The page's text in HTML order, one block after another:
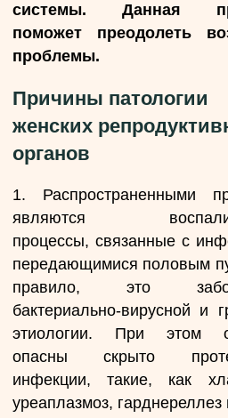
системы. Данная
поможет преодолеть
проблемы.
Причины патологии
женских
органов
1. Распространенными
являются
процессы, связанные с
передающимися половым
правило, это
бактериально-вирусной и
этиологии. При этом
опасны скрыто
инфекции, такие, как
уреаплазмоз, гарднереллез